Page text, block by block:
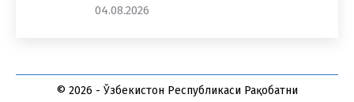
04.08.2026
© 2026 - Ўзбекистон Республикаси Рақобатни